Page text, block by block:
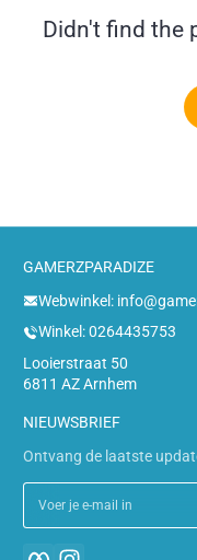
Didn't find the
GAMERZPARADIZE
Webwinkel:
Winkel: 0264435753
Looierstraat 50
6811 AZ Arnhem
NIEUWSBRIEF
Ontvang de laatste
Voer je e-mail in
Facebook